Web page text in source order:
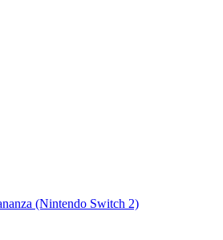
(Nintendo Switch 2)